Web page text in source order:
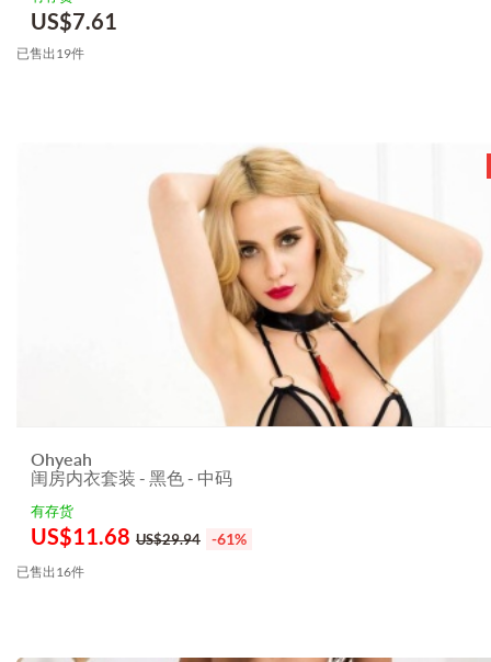
US$7.61
已售出19件
Ohyeah
闺房内衣套装 - 黑色 - 中码
有存货
US$11.68 US$29.94 -61%
已售出16件